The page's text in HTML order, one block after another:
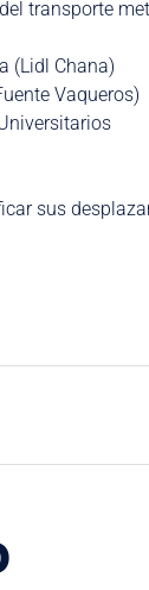
transporte
(Lidl Chana)
Vaqueros)
sus